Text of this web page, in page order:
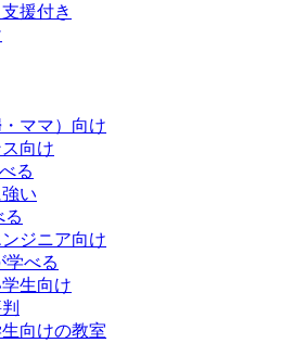
援付き
ママ）向け
向け
る
い
る
ジニア向け
学べる
生向け
向けの教室